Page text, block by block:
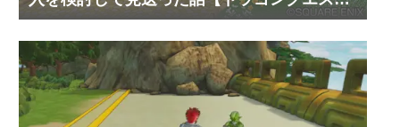
10 オンライン】